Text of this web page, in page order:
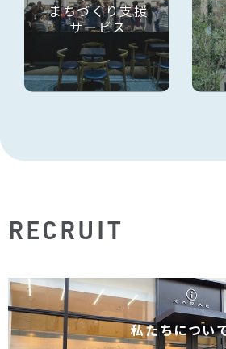
まちづくり支援
サービス
RECRU IT
私たちについ